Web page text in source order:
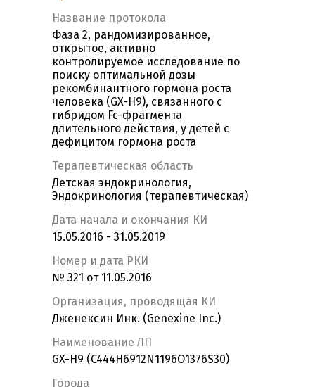
Название протокола
Фаза 2, рандомизированное,
открытое, активно
контролируемое исследование по
поиску оптимальной дозы
рекомбинантного гормона роста
человека (GX-H9), связанного с
гибридом Fc-фрагмента
длительного действия, у детей с
дефицитом гормона роста
Терапевтическая область
Детская эндокринология,
Эндокринология (терапевтическая)
Дата начала и окончания КИ
15.05.2016 - 31.05.2019
Номер и дата РКИ
№ 321 от 11.05.2016
Организация, проводящая КИ
Дженексин Инк. (Genexine Inc.)
Наименование ЛП
GX-H9 (C444H6912N1196O1376S30)
Города